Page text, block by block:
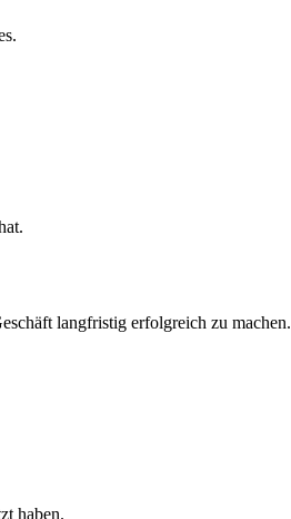
langfristig erfolgreich zu machen.
haben.